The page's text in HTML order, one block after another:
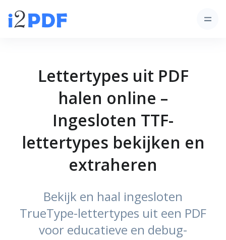
Lettertypes uit PDF
halen online –
Ingesloten TTF-
lettertypes bekijken en
extraheren
Bekijk en haal ingesloten
TrueType-lettertypes uit een PDF
voor educatieve en debug-